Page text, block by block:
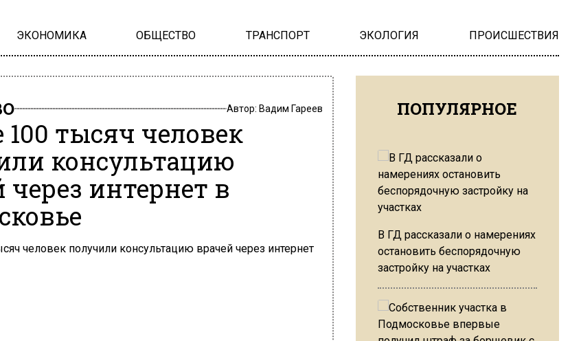
ЭКОНОМИКА ОБЩЕСТВО ТРАНСПОРТ ЭКОЛОГИЯ ПРОИСШЕСТВИЯ
Автор: Вадим Гареев
тысяч человек
консультацию
через интернет в
ПОПУЛЯРНОЕ
В ГД рассказали о намерениях
остановить беспорядочную
застройку на участках